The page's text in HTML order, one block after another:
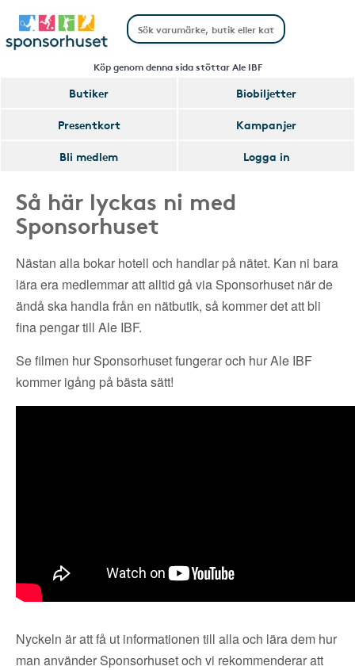
Köp genom denna sida stöttar Ale IBF
Butiker
Biobiljetter
Presentkort
Kampanjer
Bli medlem
Logga in
Så här lyckas ni med
Sponsorhuset
Nästan alla bokar hotell och handlar på nätet. Kan ni bara
lära era medlemmar att alltid gå via Sponsorhuset när de
ändå ska handla från en nätbutik, så kommer det att bli
fina pengar till Ale IBF.
Se filmen hur Sponsorhuset fungerar och hur Ale IBF
kommer igång på bästa sätt!
Nyckeln är att få ut informationen till alla och lära dem hur
man använder Sponsorhuset och vi rekommenderar att